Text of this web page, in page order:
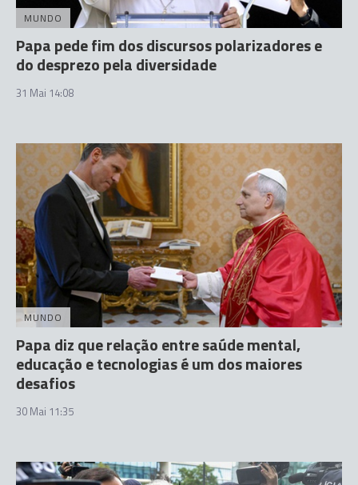
MUNDO
Papa pede fim dos discursos polarizadores e
do desprezo pela diversidade
31 Mai 14:08
MUNDO
Papa diz que relação entre saúde mental,
educação e tecnologias é um dos maiores
desafios
30 Mai 11:35